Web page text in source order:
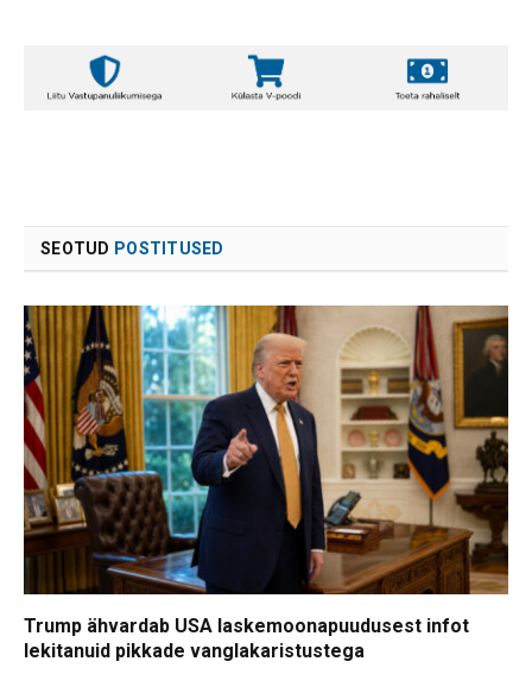
SEOTUD POSTITUSED
Trump ähvardab USA laskemoonapuudusest infot
lekitanuid pikkade vanglakaristustega